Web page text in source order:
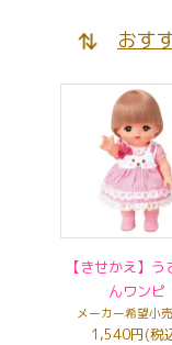
おす
【きせかえ】う
んワンピ
メーカー希望小
1,540円(税